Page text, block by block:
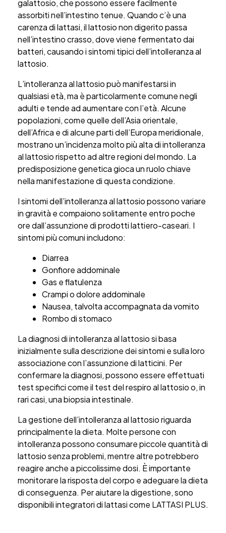
galattosio, che possono essere facilmente
assorbiti nell’intestino tenue. Quando c’è una
carenza di lattasi, il lattosio non digerito passa
nell’intestino crasso, dove viene fermentato dai
batteri, causando i sintomi tipici dell’intolleranza al
lattosio.
L’intolleranza al lattosio può manifestarsi in
qualsiasi età, ma è particolarmente comune negli
adulti e tende ad aumentare con l’età. Alcune
popolazioni, come quelle dell’Asia orientale,
dell’Africa e di alcune parti dell’Europa meridionale,
mostrano un’incidenza molto più alta di intolleranza
al lattosio rispetto ad altre regioni del mondo. La
predisposizione genetica gioca un ruolo chiave
nella manifestazione di questa condizione.
I sintomi dell’intolleranza al lattosio possono variare
in gravità e compaiono solitamente entro poche
ore dall’assunzione di prodotti lattiero-caseari. I
sintomi più comuni includono:
Diarrea
Gonfiore addominale
Gas e flatulenza
Crampi o dolore addominale
Nausea, talvolta accompagnata da vomito
Rombo di stomaco
La diagnosi di intolleranza al lattosio si basa
inizialmente sulla descrizione dei sintomi e sulla loro
associazione con l’assunzione di latticini. Per
confermare la diagnosi, possono essere effettuati
test specifici come il test del respiro al lattosio o, in
rari casi, una biopsia intestinale.
La gestione dell’intolleranza al lattosio riguarda
principalmente la dieta. Molte persone con
intolleranza possono consumare piccole quantità di
lattosio senza problemi, mentre altre potrebbero
reagire anche a piccolissime dosi. È importante
monitorare la risposta del corpo e adeguare la dieta
di conseguenza. Per aiutare la digestione, sono
disponibili integratori di lattasi come LATTASI PLUS.